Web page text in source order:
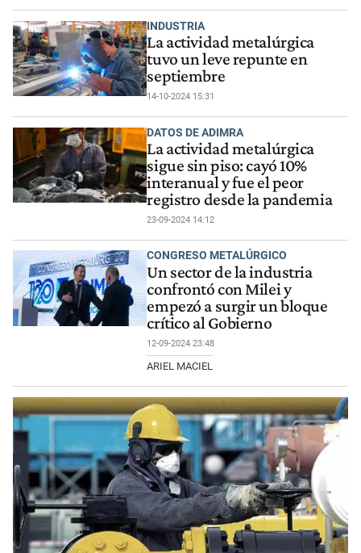
INDUSTRIA
La actividad metalúrgica
tuvo un leve repunte en
septiembre
14-10-2024 15:31
DATOS DE ADIMRA
La actividad metalúrgica
sigue sin piso: cayó 10%
interanual y fue el peor
registro desde la pandemia
23-09-2024 14:12
CONGRESO METALÚRGICO
Un sector de la industria
confrontó con Milei y
empezó a surgir un bloque
crítico al Gobierno
12-09-2024 23:48
ARIEL MACIEL